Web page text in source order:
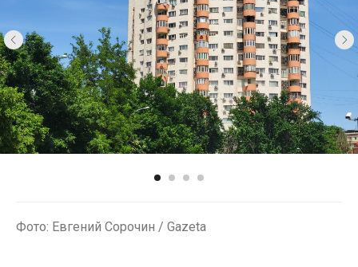
Фото: Евгений Сорочин / Gazeta